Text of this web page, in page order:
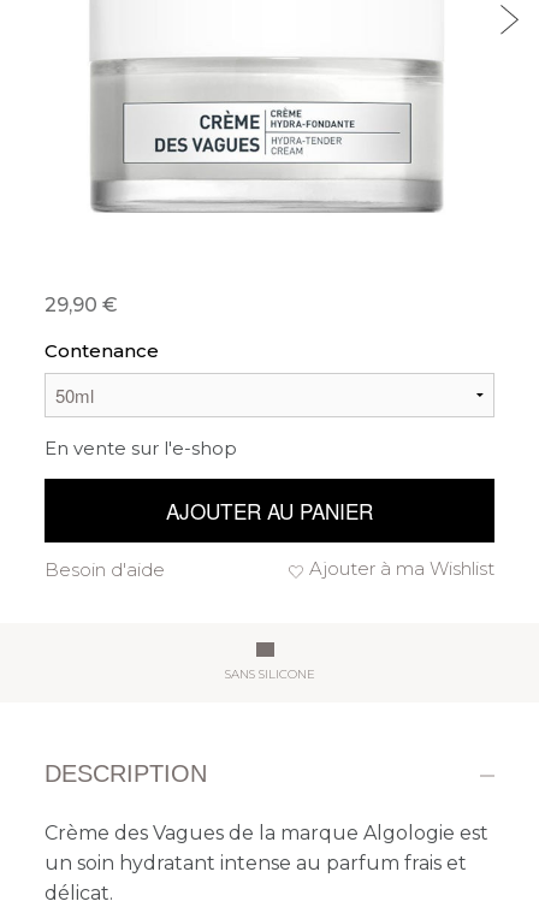
29,90
Contenance
En vente sur l'e-shop
AJOUTER AU PANIER
Ajouter à ma Wishlist
Besoin d'aide
SANS SILICONE
DESCRIPTION
Crème des Vagues de la marque Algologie est
un soin hydratant intense au parfum frais et
délicat.